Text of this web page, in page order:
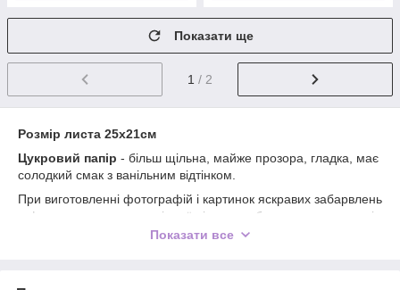
Показати ще
1 / 2
Розмір листа 25х21см
Цукровий папір - більш щільна, майже прозора, гладка, має
солодкий смак з ванільним відтінком.
При виготовленні фотографій і картинок яскравих забарвлень
з фоновою заливкою якість їстівного зображення краще, ніж
на вафельній, т. до. цей папір має глянсову бік.
Показати все